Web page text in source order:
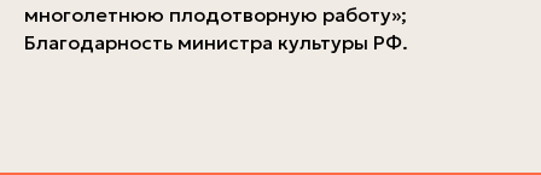
многолетнюю плодотворную работу»;
Благодарность министра культуры РФ.